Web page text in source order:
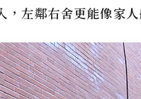
，左鄰右舍更能像家